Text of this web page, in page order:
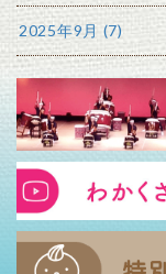
2025年9月 (7)